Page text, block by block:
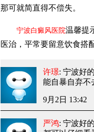
那可就简直得不偿失。
宁波白癜风医院温馨提
医治，平常要留意饮食搭
许璟: 宁波好
能自暴自弃不
9月2日 13:42
严鸿: 宁波好